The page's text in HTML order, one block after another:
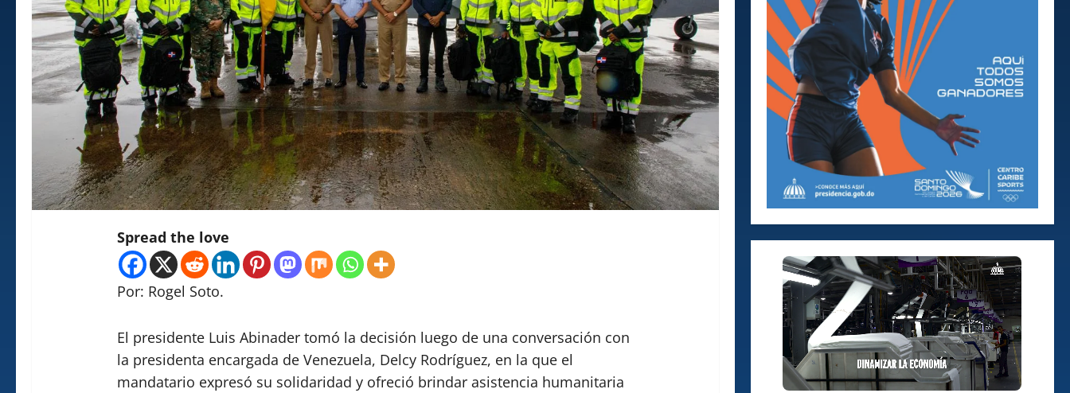
Spread the love
Por: Rogel Soto.
El presidente Luis Abinader tomó la decisión luego de una conversación con
la presidenta encargada de Venezuela, Delcy Rodríguez, en la que el
mandatario expresó su solidaridad y ofreció brindar asistencia humanitaria